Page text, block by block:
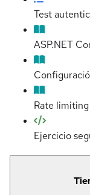
Test
ASP.NET
Rate
Ejercicio